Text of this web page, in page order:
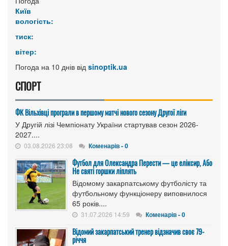
Київ
вологість:
тиск:
вітер:
Погода на 10 днів від sinoptik.ua
СПОРТ
ФК Вільхівці програли в першому матчі нового сезону Другої ліги
У Другій лізі Чемпіонату України стартував сезон 2026-
2027....
03.08.2026 23:08 Коменарів - 0
Футбол для Олександра Перести — це еліксир, Або
Не святі горшки ліплять
Відомому закарпатському футболісту та
футбольному функціонеру виповнилося
65 років....
31.07.2026 14:59 Коменарів - 0
Відомий закарпатський тренер відзначив своє 79-
річчя